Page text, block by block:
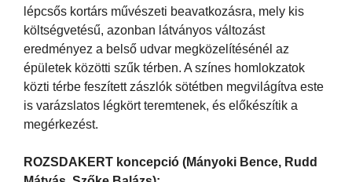
lépcsős kortárs művészeti beavatkozásra, mely kis
költségvetésű, azonban látványos változást
eredményez a belső udvar megközelítésénél az
épületek közötti szűk térben. A színes homlokzatok
közti térbe feszített zászlók sötétben megvilágítva este
is varázslatos légkört teremtenek, és előkészítik a
megérkezést.
ROZSDAKERT koncepció (Mányoki Bence, Rudd